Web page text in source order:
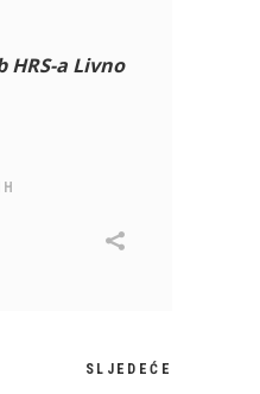
HRS-a Livno
SLJEDEĆE